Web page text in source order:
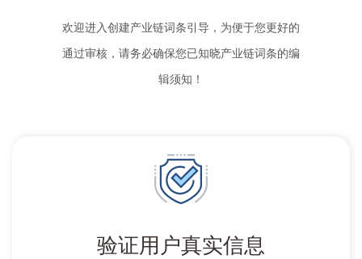
欢迎进入创建产业链词条引导，为便于您更好的
通过审核，请务必确保您已知晓产业链词条的编
辑须知！
验证用户真实信息